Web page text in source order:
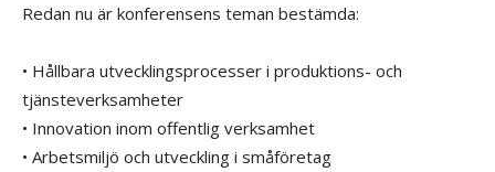
Redan nu är konferensens teman bestämda:
• Hållbara utvecklingsprocesser i produktions- och
tjänsteverksamheter
• Innovation inom offentlig verksamhet
• Arbetsmiljö och utveckling i småföretag